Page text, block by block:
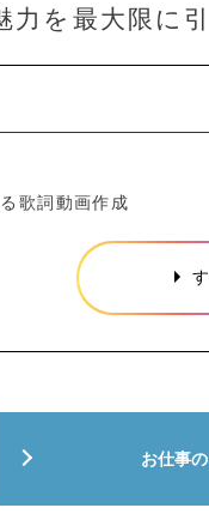
力を最大限に
歌詞動画作成
お仕事